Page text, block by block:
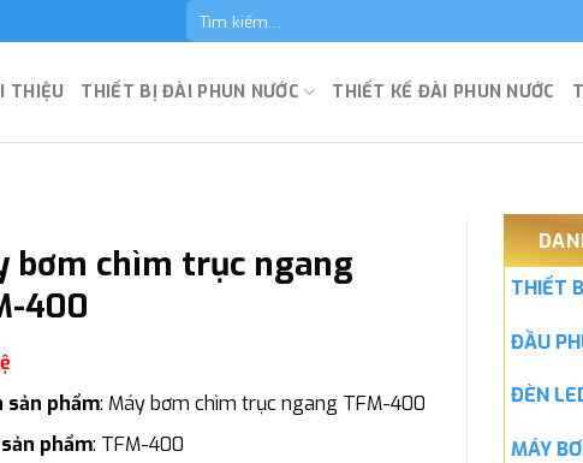
Tìm
kiếm:
THIỆU THIẾT BỊ ĐÀI PHUN NƯỚC THIẾT KẾ ĐÀI PHUN NƯỚC
THIẾT
ĐẦU
ĐÈN
MÁY
bơm chìm trục ngang
400
sản phẩm: Máy bơm chìm trục ngang TFM-400
phẩm: TFM-400